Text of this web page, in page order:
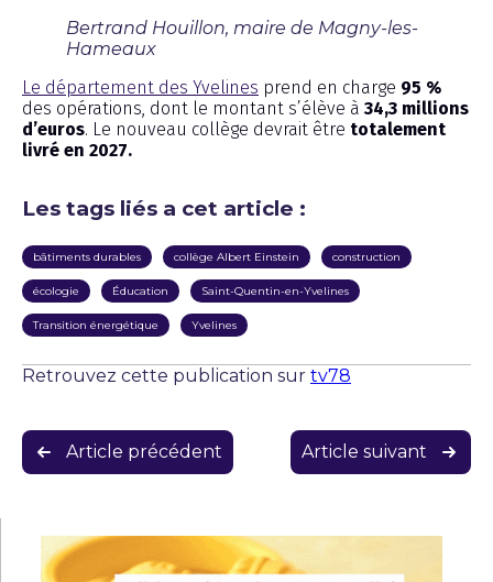
Bertrand Houillon, maire de Magny-les-
Hameaux
Le département des Yvelines prend en charge 95 %
des opérations, dont le montant s’élève à 34,3 millions
d’euros. Le nouveau collège devrait être totalement
livré en 2027.
Les tags liés a cet article :
bâtiments durables collège Albert Einstein construction
écologie Éducation Saint-Quentin-en-Yvelines
Transition énergétique Yvelines
Retrouvez cette publication sur tv78
Navigation
de
Article précédent Article suivant